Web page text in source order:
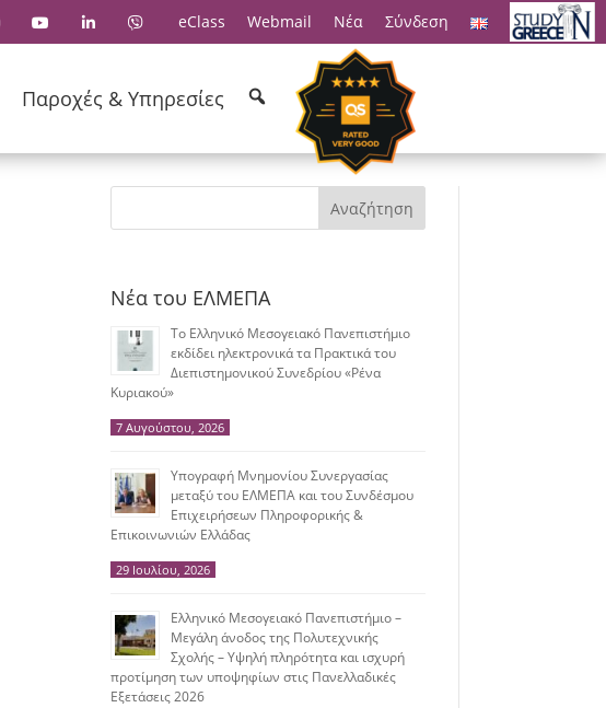
eClass Webmail Νέα Σύνδεση
Παροχές & Υπηρεσίες
Αναζήτηση
Νέα του ΕΛΜΕΠΑ
Το Ελληνικό Μεσογειακό Πανεπιστήμιο
εκδίδει ηλεκτρονικά τα Πρακτικά του
Διεπιστημονικού Συνεδρίου «Ρένα
Κυριακού»
7 Αυγούστου, 2026
Υπογραφή Μνημονίου Συνεργασίας
μεταξύ του ΕΛΜΕΠΑ και του Συνδέσμου
Επιχειρήσεων Πληροφορικής &
Επικοινωνιών Ελλάδας
29 Ιουλίου, 2026
Ελληνικό Μεσογειακό Πανεπιστήμιο –
Μεγάλη άνοδος της Πολυτεχνικής
Σχολής – Υψηλή πληρότητα και ισχυρή
προτίμηση των υποψηφίων στις Πανελλαδικές
Εξετάσεις 2026